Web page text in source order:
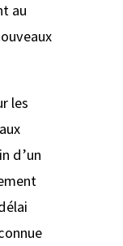
au
les
d’un